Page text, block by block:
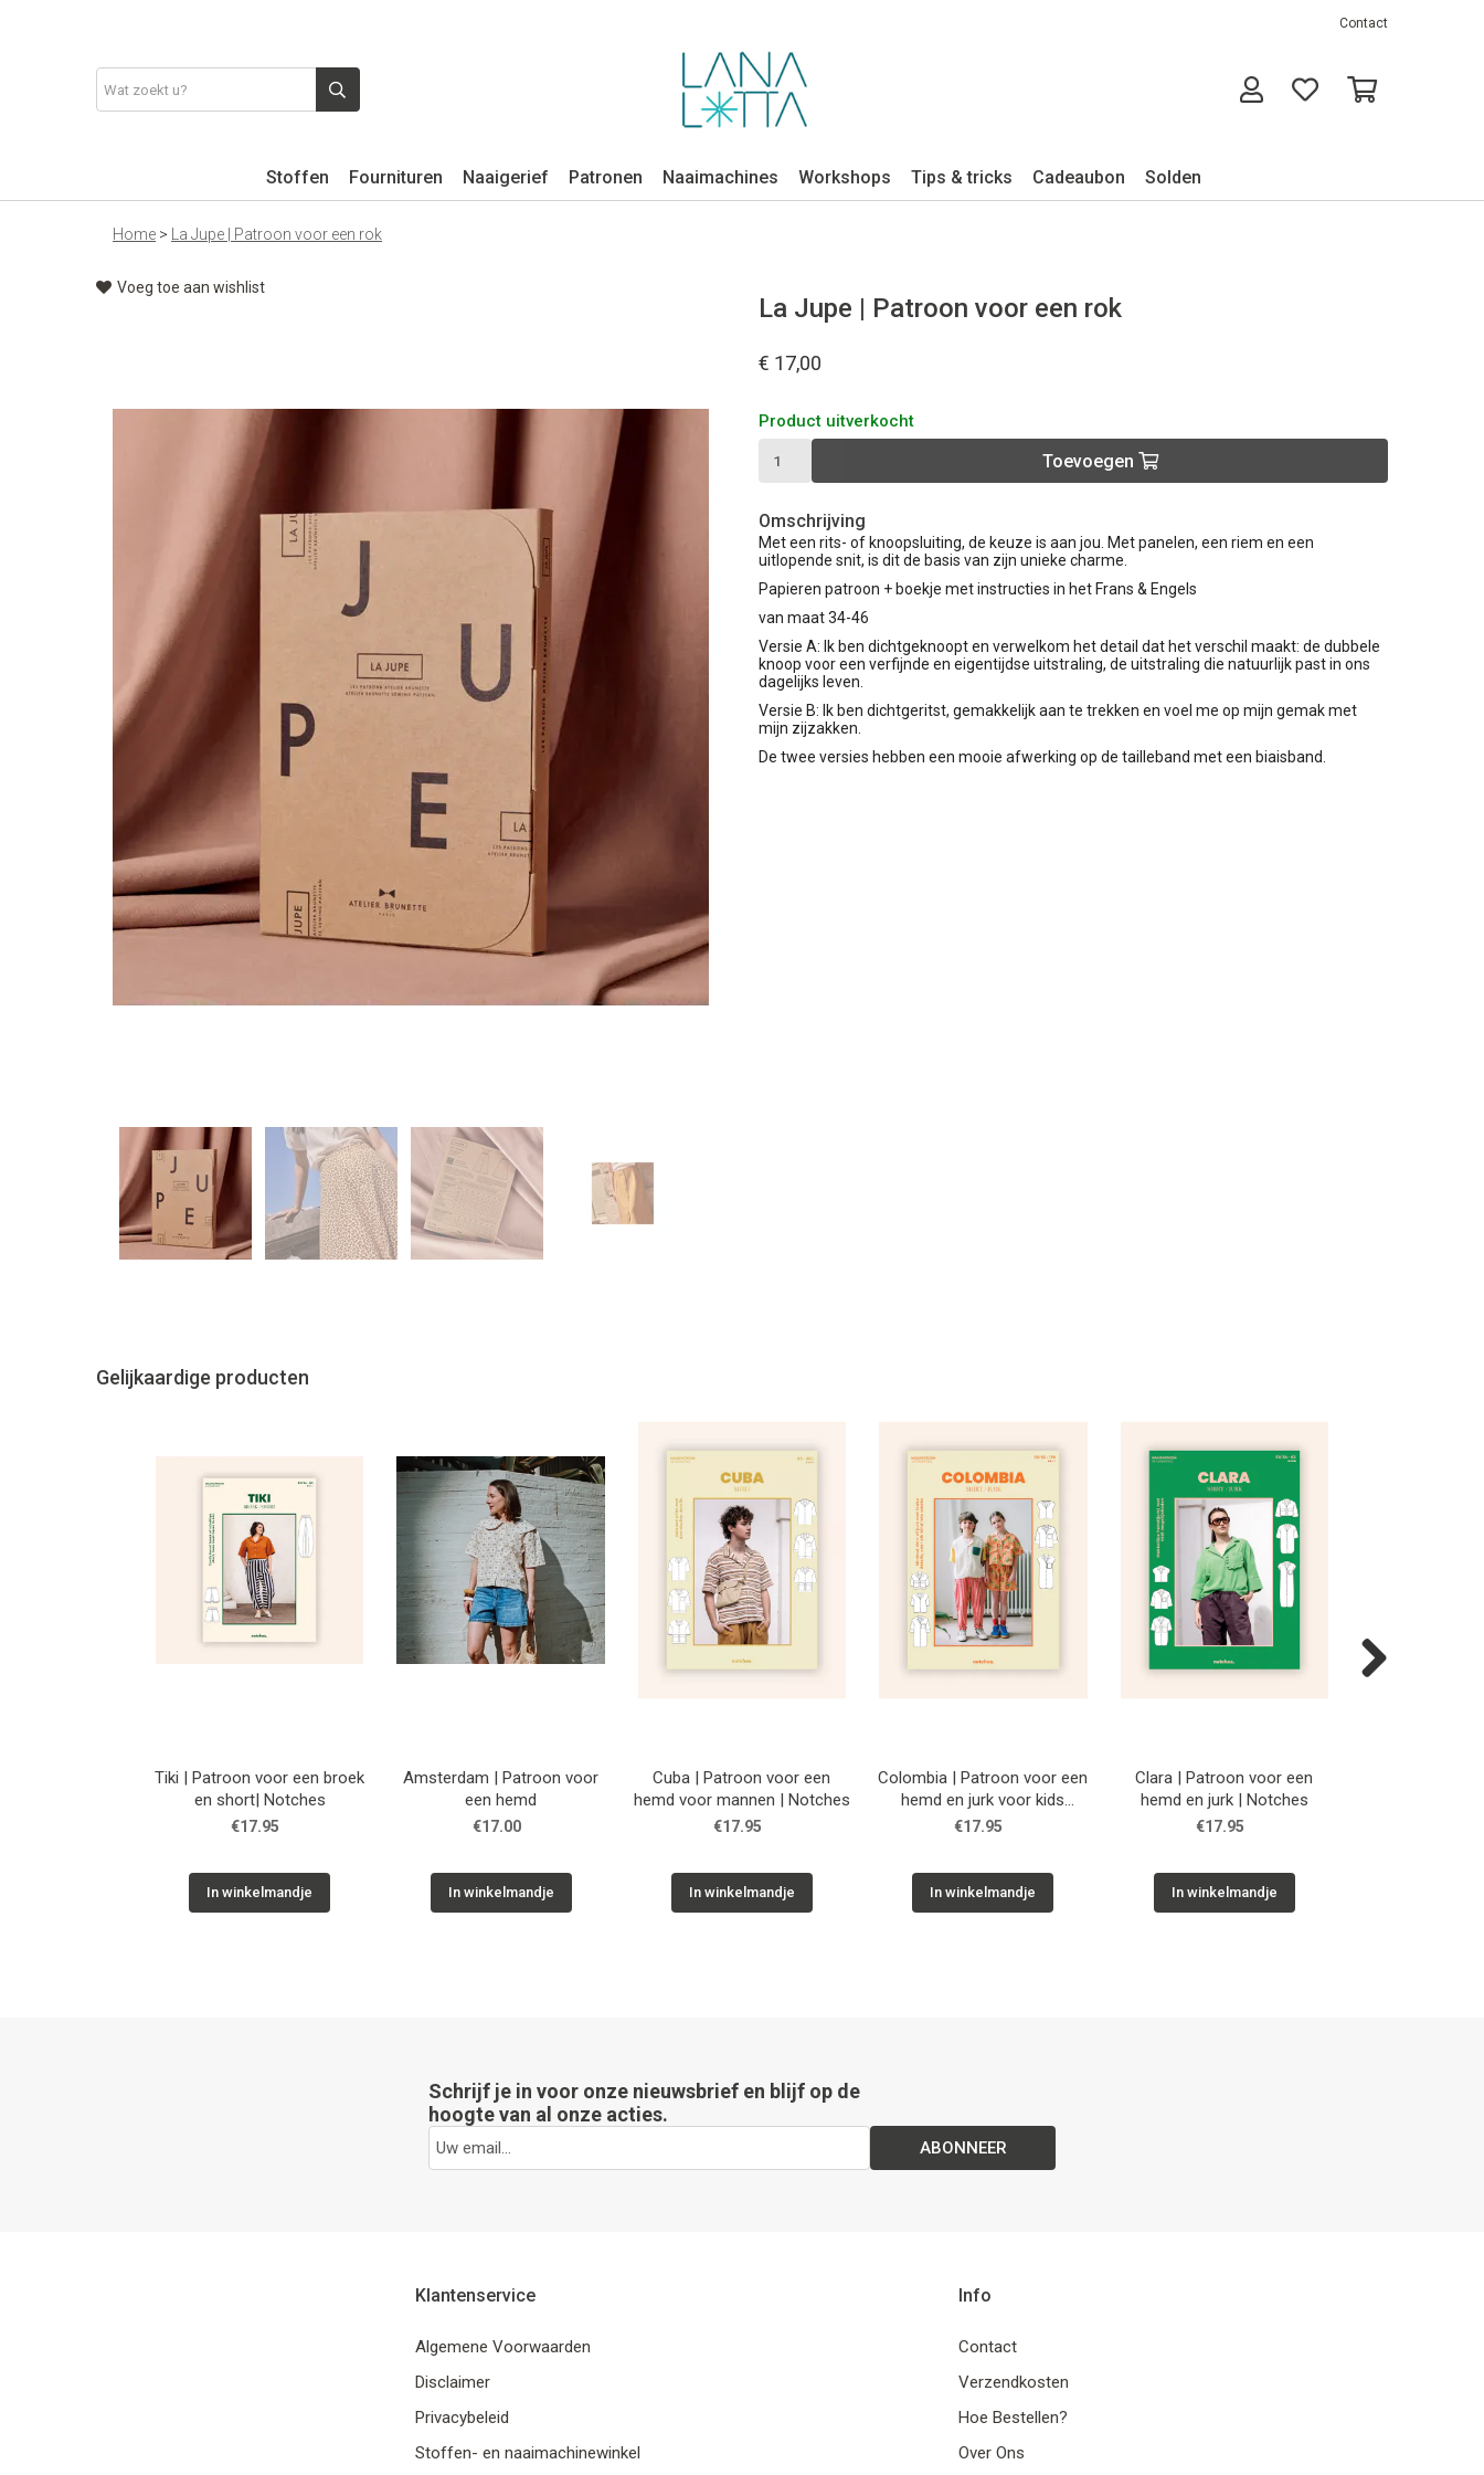
Contact
Stoffen Fournituren Naaigerief Patronen Naaimachines Workshops Tips & tricks Cadeaubon Solden
Home > La Jupe | Patroon voor een rok
Voeg toe aan wishlist
La Jupe | Patroon voor een rok
€ 17,00
Product uitverkocht
Toevoegen
Omschrijving
Met een rits- of knoopsluiting, de keuze is aan jou. Met panelen, een riem en een
uitlopende snit, is dit de basis van zijn unieke charme.
Papieren patroon + boekje met instructies in het Frans & Engels
van maat 34-46
Versie A: Ik ben dichtgeknoopt en verwelkom het detail dat het verschil maakt: de dubbele
knoop voor een verfijnde en eigentijdse uitstraling, de uitstraling die natuurlijk past in ons
dagelijks leven.
Versie B: Ik ben dichtgeritst, gemakkelijk aan te trekken en voel me op mijn gemak met
mijn zijzakken.
De twee versies hebben een mooie afwerking op de tailleband met een biaisband.
Gelijkaardige producten
Tiki | Patroon voor een broek
en short| Notches
€17.95
In winkelmandje
Amsterdam | Patroon voor
een hemd
€17.00
In winkelmandje
Cuba | Patroon voor een
hemd voor mannen | Notches
€17.95
In winkelmandje
Colombia | Patroon voor een
hemd en jurk voor kids
| Notches
€17.95
In winkelmandje
Clara | Patroon voor een
hemd en jurk | Notches
€17.95
In winkelmandje
Schrijf je in voor onze nieuwsbrief en blijf op de
hoogte van al onze acties.
ABONNEER
Klantenservice
Algemene Voorwaarden
Disclaimer
Privacybeleid
Stoffen- en naaimachinewinkel
Info
Contact
Verzendkosten
Hoe Bestellen?
Over Ons